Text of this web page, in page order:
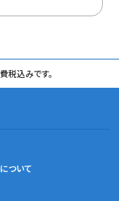
込みです。
ついて